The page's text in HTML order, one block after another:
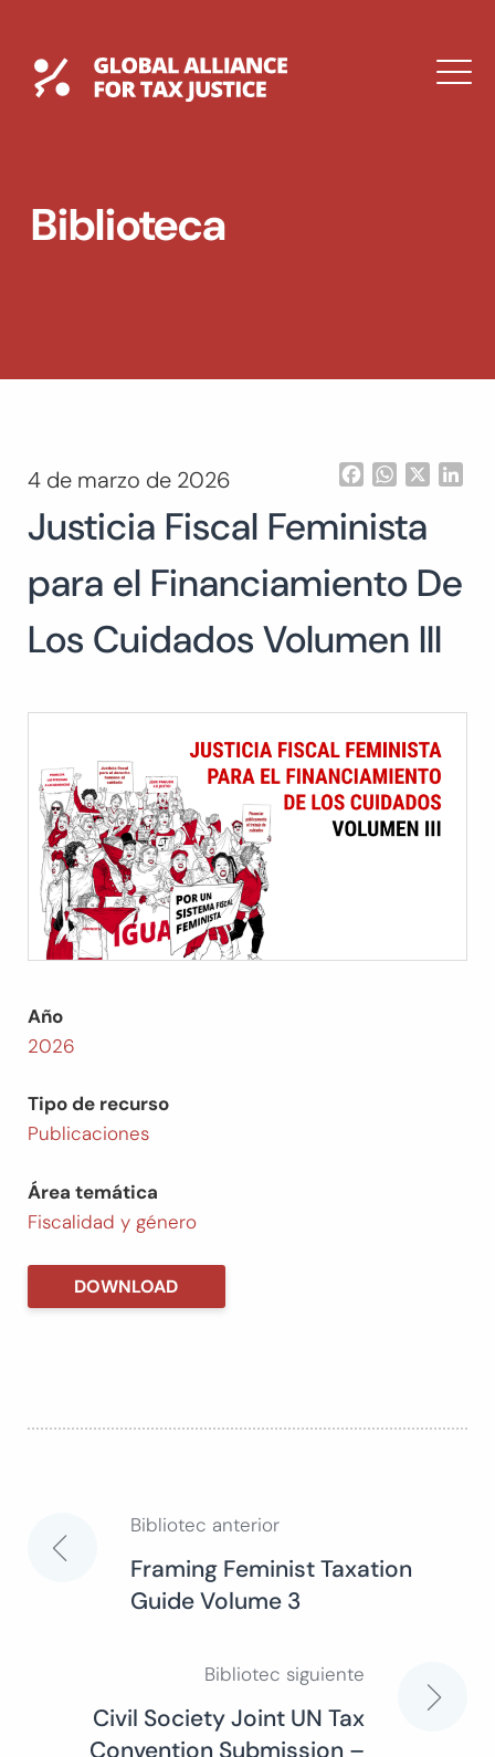
contenidoGlobal Tax Justice
DROPDOWN
Buscar:
BUSCAR
Biblioteca
4 de marzo de 2026 FacebookWhatsApp
Justicia Fiscal Feminista
para el Financiamiento De
Los Cuidados Volumen III
Año
2026
Tipo de recurso
Publicaciones
Área temática
Fiscalidad y género
DOWNLOAD
Navegación
Bibliotec anterior
Framing Feminist Taxation
Guide Volume 3
Bibliotec siguiente
Civil Society Joint UN Tax
Convention Submission –